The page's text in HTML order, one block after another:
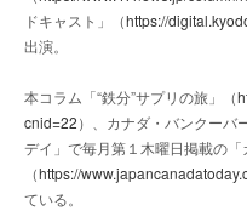
ドキャスト」（https://
出演。
本コラム「“鉄分”サプリの旅」（
cnid=22）、カナダ・バンクーバ
デイ」で毎月第１木曜日掲載の「
（https://
ている。